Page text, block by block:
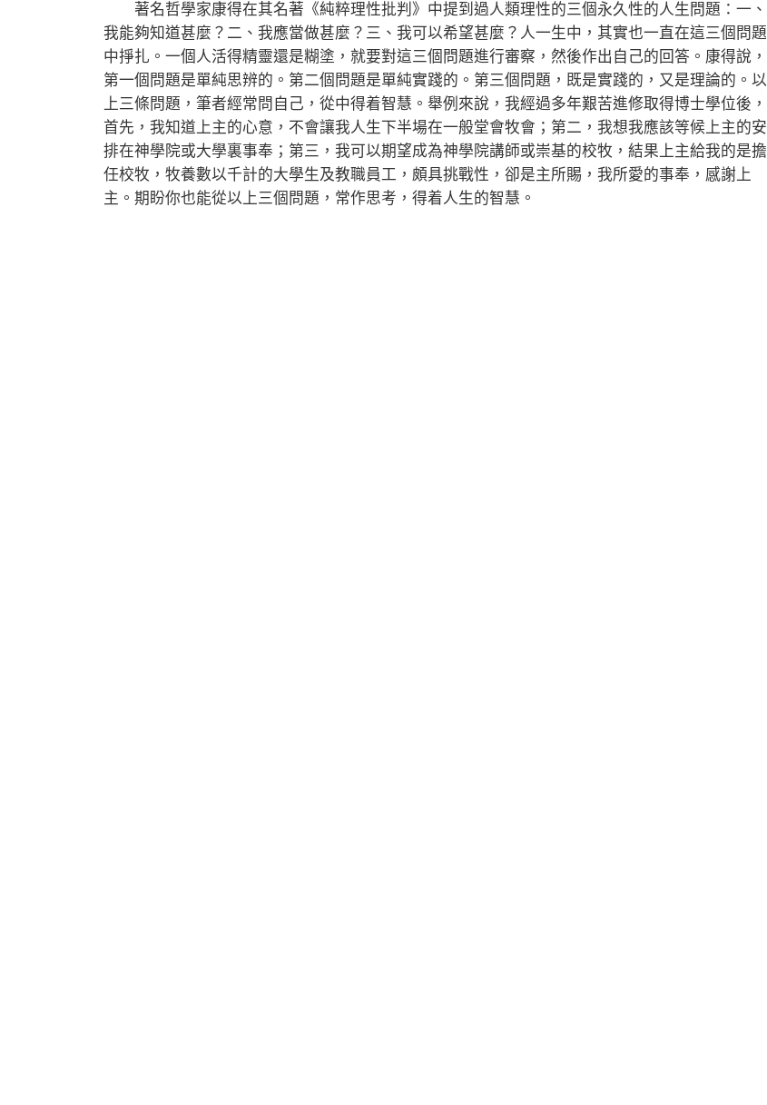
著名哲學家康得在其名著《純粹理性批判》中提到過人類理性的三個永久性的人生問題：一、
我能夠知道甚麼？二、我應當做甚麼？三、我可以希望甚麼？人一生中，其實也一直在這三個問題
中掙扎。一個人活得精靈還是糊塗，就要對這三個問題進行審察，然後作出自己的回答。康得說，
第一個問題是單純思辨的。第二個問題是單純實踐的。第三個問題，既是實踐的，又是理論的。以
上三條問題，筆者經常問自己，從中得着智慧。舉例來說，我經過多年艱苦進修取得博士學位後，
首先，我知道上主的心意，不會讓我人生下半場在一般堂會牧會；第二，我想我應該等候上主的安
排在神學院或大學裏事奉；第三，我可以期望成為神學院講師或崇基的校牧，結果上主給我的是擔
任校牧，牧養數以千計的大學生及教職員工，頗具挑戰性，卻是主所賜，我所愛的事奉，感謝上
主。期盼你也能從以上三個問題，常作思考，得着人生的智慧。